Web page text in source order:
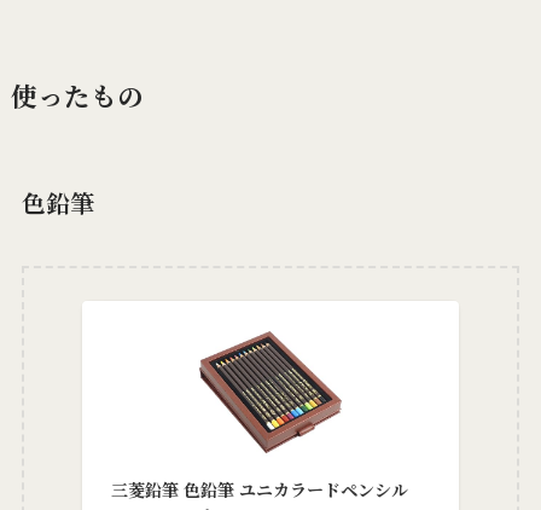
使ったもの
色鉛筆
三菱鉛筆 色鉛筆 ユニカラードペンシル